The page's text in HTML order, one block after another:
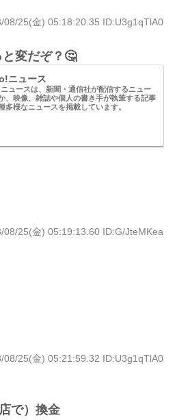
08/25(金) 05:18:20.35 ID:U3g1qTlA0
変だぞ？🤔
ニュース
ュースは、新聞・通信社が配信するニュー
、映像、雑誌や個人の書き手が執筆する記事
多様なニュースを掲載しています。
08/25(金) 05:19:13.60 ID:G/JteMKea
08/25(金) 05:21:59.32 ID:U3g1qTlA0
で）換金